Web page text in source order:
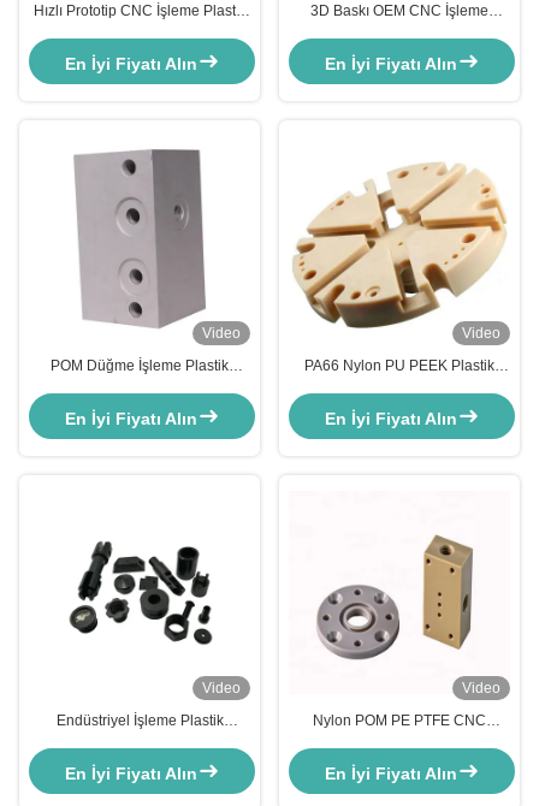
Hızlı Prototip CNC İşleme Plastik
Parçaları
En İyi Fiyatı Alın
3D Baskı OEM CNC İşleme
Parçaları
En İyi Fiyatı Alın
Video
POM Düğme İşleme Plastik
Plastik İşleme Hizmetleri
En İyi Fiyatı Alın
Video
PA66 Nylon PU PEEK Plastik
Plastik Enjeksiyon Kalıplama
Parçaları
En İyi Fiyatı Alın
Video
Endüstriyel İşleme Plastik
Parçaları ISO9001 IATF16949
En İyi Fiyatı Alın
Video
Nylon POM PE PTFE CNC
yüzeysiz özelleştirilmiş
En İyi Fiyatı Alın